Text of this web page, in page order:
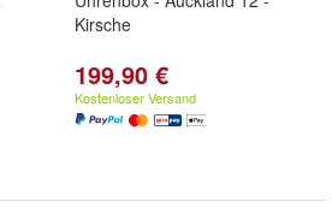
Kirsche
199,90 €
Kostenloser Versand